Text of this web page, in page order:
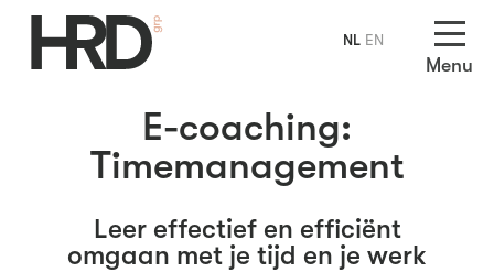
Menu
E-coaching:
Timemanagement
Leer effectief en efficiënt
omgaan met je tijd en je werk
NL EN